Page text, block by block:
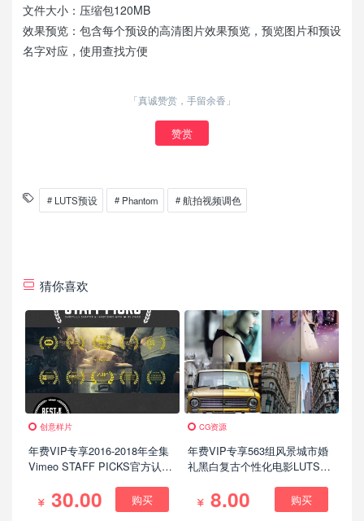
文件大小：压缩包120MB
效果预览：包含每个预设的高清图片效果预览，预览图片和预设
名字对应，使用查找方便
「真诚赞赏，手留余香」
赞赏
LUTS预设 Phantom 航拍视频调色
猜你喜欢
创意样片
年费VIP专享2016-2018年全集
Vimeo STAFF PICKS官方认证
30.00 购买
CG资源
年费VIP专享563组风景城市婚
礼黑白复古个性化电影LUTS视
奇等)8.00 购买